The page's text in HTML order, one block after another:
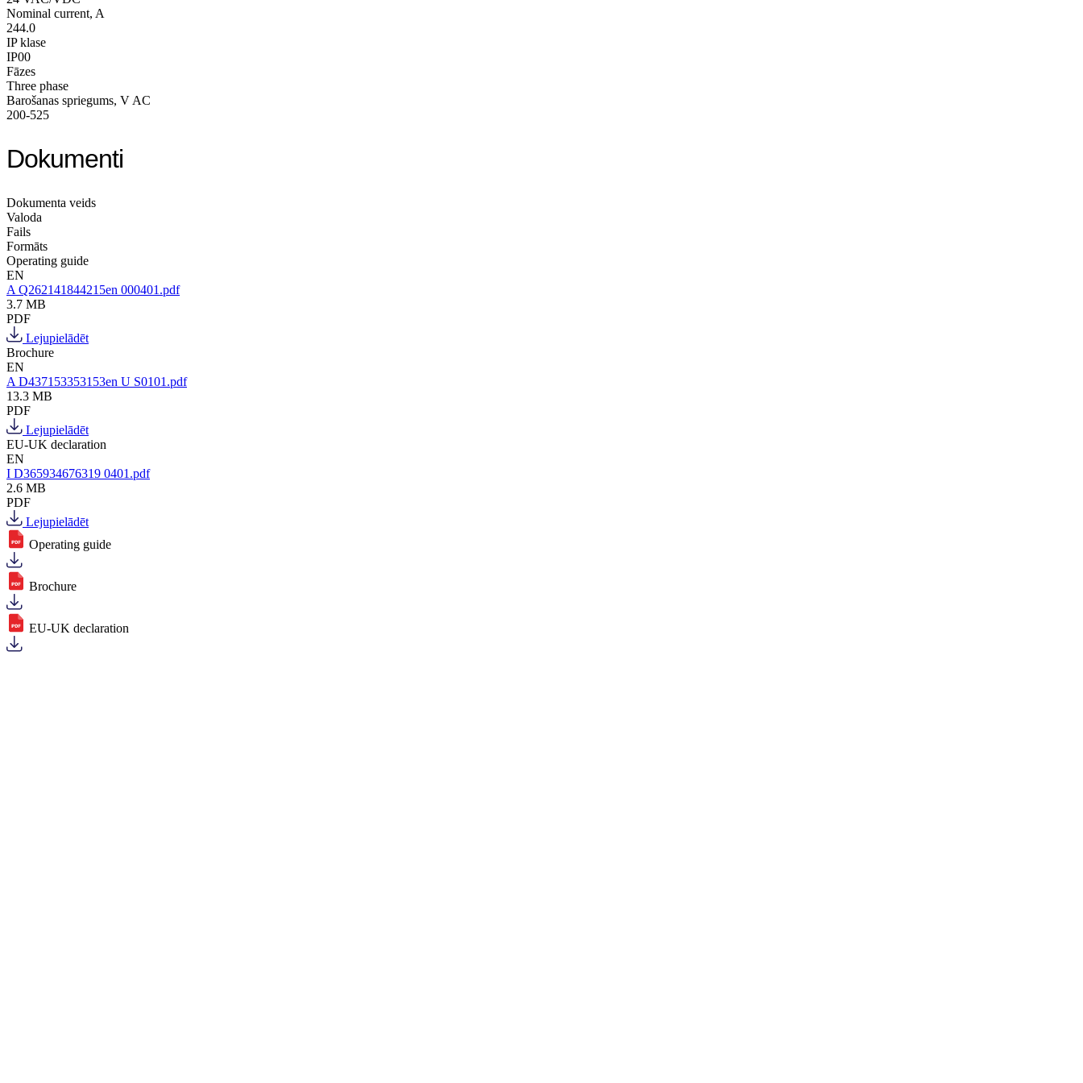
Nominal current, A
244.0
IP klase
IP00
Fāzes
Three phase
Barošanas spriegums, V AC
200-525
Dokumenti
Dokumenta veids
Valoda
Fails
Formāts
Operating guide
EN
A Q262141844215en 000401.pdf
3.7 MB
PDF
Lejupielādēt
Brochure
EN
A D437153353153en U S0101.pdf
13.3 MB
PDF
Lejupielādēt
EU-UK declaration
EN
I D365934676319 0401.pdf
2.6 MB
PDF
Lejupielādēt
Operating guide
Brochure
EU-UK declaration